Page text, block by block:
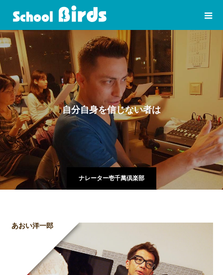
ナレーター壱千萬倶楽部
自分自 身を 信じない者は
必ず嘘をつく
あおい洋一郎